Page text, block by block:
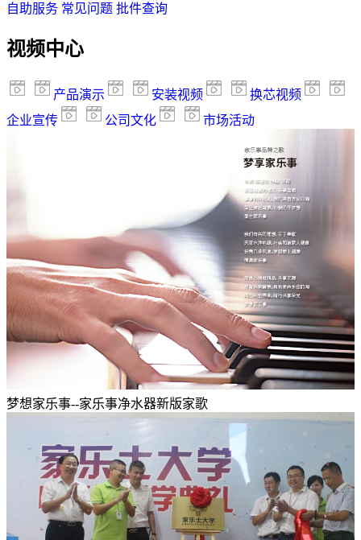
自助服务 常见问题 批件查询
视频中心
产品演示 安装视频
换芯视频
企业宣传
公司文化 市场活动
梦想家乐事--家乐事净水器新版家歌